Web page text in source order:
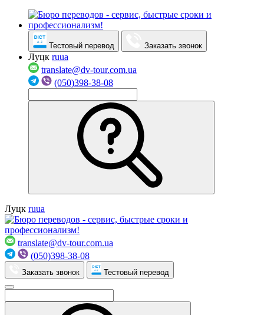
Тестовый перевод Заказать звонок
Луцк ruua
translate@dv-tour.com.ua
(050)398-38-08
Луцк ruua
translate@dv-tour.com.ua
(050)398-38-08
Заказать звонок Тестовый перевод